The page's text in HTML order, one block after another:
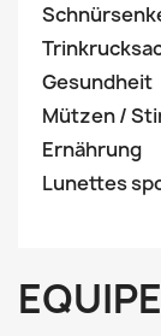
Gesundheit
Mützen /
Ernährung
Lunettes